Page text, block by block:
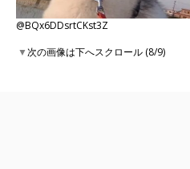
@BQx6DDsrtCKst3Z
▼次の画像は下へスクロール (8/9)